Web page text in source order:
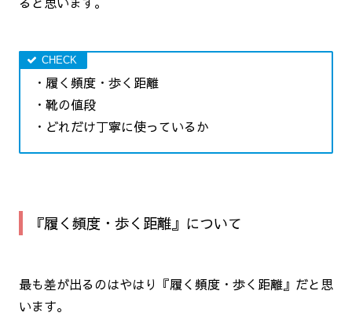
・履く頻度・歩く距離
・靴の値段
・どれだけ丁寧に使っているか
『履く頻度・歩く距離』について
最も差が出るのはやはり『履く頻度・歩く距離』だと思
います。